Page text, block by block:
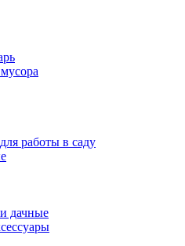
работы в саду
дачные